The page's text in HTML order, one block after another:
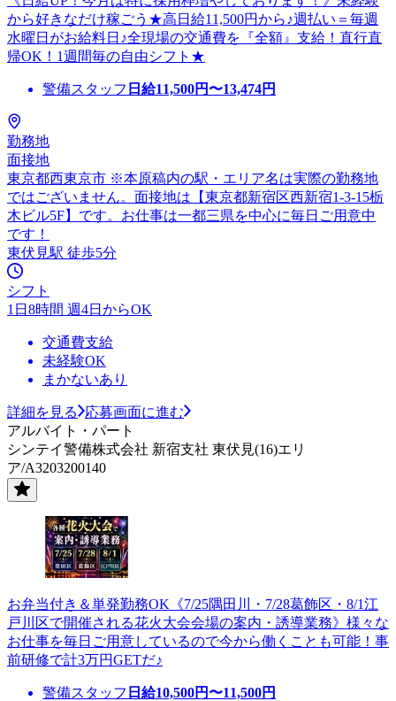
から好きなだけ稼ごう★高日給11,500円から♪週払い＝毎週
水曜日がお給料日♪全現場の交通費を『全額』支給！直行直
帰OK！1週間毎の自由シフト★
警備スタッフ 日給11,500円〜13,474円
勤務地
面接地
東京都西東京市 ※本原稿内の駅・エリア名は実際の勤務地
ではございません。面接地は【東京都新宿区西新宿1-3-15栃
木ビル5F】です。お仕事は一都三県を中心に毎日ご用意中
です！
東伏見駅 徒歩5分
シフト
1日8時間 週4日からOK
交通費支給
未経験OK
まかないあり
詳細を見る
応募画面に進む
アルバイト・パート
シンテイ警備株式会社 新宿支社 東伏見(16)エリ
ア/A3203200140
お弁当付き＆単発勤務OK《7/25隅田川・7/28葛飾区・8/1江
戸川区で開催される花火大会会場の案内・誘導業務》様々な
お仕事を毎日ご用意しているので今から働くことも可能！事
前研修で計3万円GETだ♪
警備スタッフ 日給10,500円〜11,500円